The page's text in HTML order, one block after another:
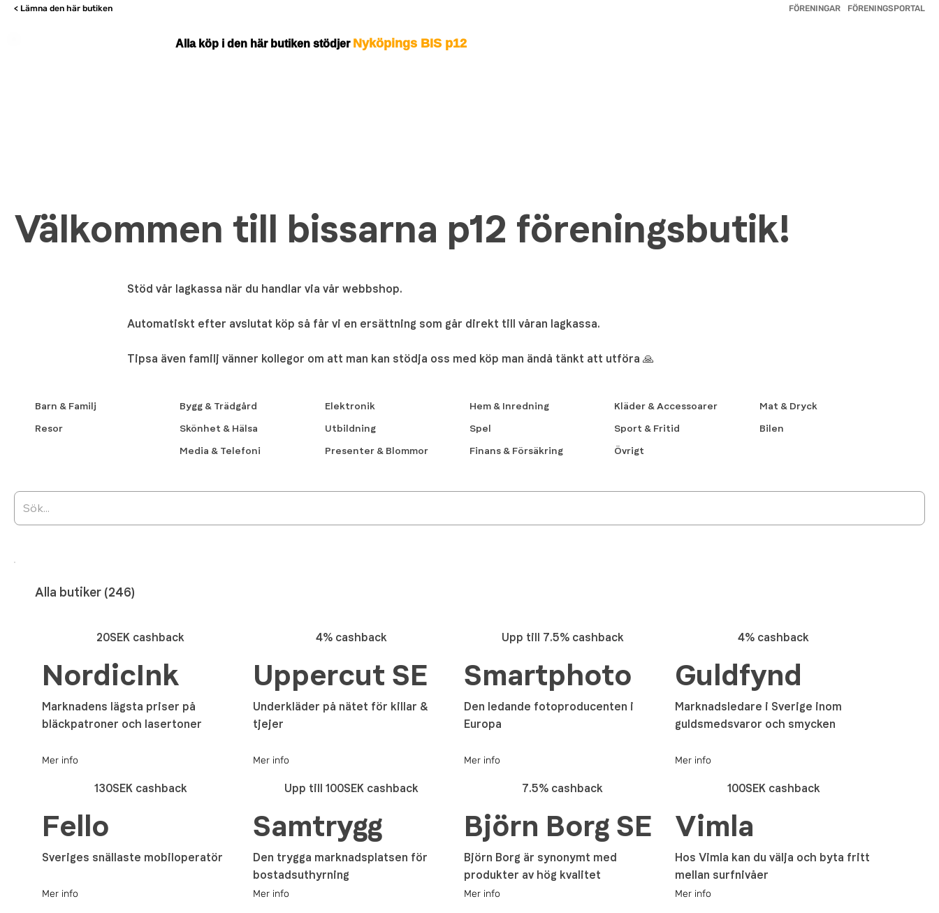
FÖRENINGAR FÖRENINGSPORTAL
< Lämna den här butiken
Alla köp i den här butiken stödjer Nyköpings BIS p12
Välkommen till bissarna p12 föreningsbutik!
Stöd vår lagkassa när du handlar via vår webbshop.
Automatiskt efter avslutat köp så får vi en ersättning som går direkt till våran lagkassa.
Tipsa även familj vänner kollegor om att man kan stödja oss med köp man ändå tänkt att utföra 🙏
Barn & Familj Bygg & Trädgård Elektronik Hem & Inredning Kläder & Accessoarer
Mat & Dryck
Resor
Skönhet & Hälsa Utbildning Spel Sport & Fritid
Bilen
Media & Telefoni
Presenter & Blommor Finans & Försäkring Övrigt
Alla butiker (246)
20SEK cashback
NordicInk
Marknadens lägsta priser på
bläckpatroner och lasertoner
Mer info
4% cashback
Uppercut SE
Underkläder på nätet för killar &
tjejer
Mer info
Upp till 7.5% cashback
Smartphoto
Den ledande fotoproducenten i
Europa
Mer info
4% cashback
Guldfynd
Marknadsledare i Sverige inom
guldsmedsvaror och smycken
Mer info
130SEK cashback
Fello
Sveriges snällaste mobiloperatör
Mer info
Upp till 100SEK cashback
Samtrygg
Den trygga marknadsplatsen för
bostadsuthyrning
Mer info
7.5% cashback
Björn Borg SE
Björn Borg är synonymt med
produkter av hög kvalitet
Mer info
100SEK cashback
Vimla
Hos Vimla kan du välja och byta fritt
mellan surfnivåer
Mer info